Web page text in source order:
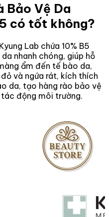
Bảo Vệ Da
có tốt không?
Lab chứa 10% B5
nhanh chóng, giúp hỗ
ẩm đến tế bào da,
và ngứa rát, kích thích
da, tạo hàng rào bảo vệ
động môi trường.